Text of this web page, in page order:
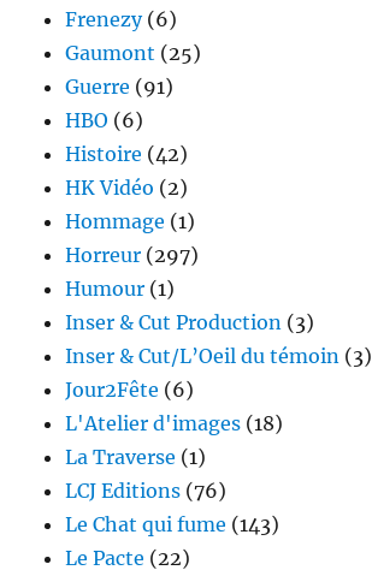
Frenezy(6)
Gaumont (25)
Guerre (91)
HBO (6)
Histoire (42)
HK Vidéo (2)
Hommage (1)
Horreur (297)
Humour (1)
Inser & Cut Production (3)
Inser & Cut/L’Oeil du témoin (3)
Jour2Fête (6)
L'Atelier d'images (18)
La Traverse (1)
LCJ Editions (76)
Le Chat qui fume (143)
Le Pacte (22)